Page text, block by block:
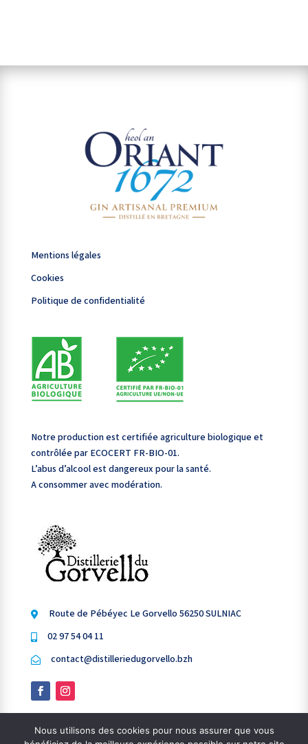
Mentions légales
Cookies
Politique de confidentialité
Notre production est certifiée agriculture biologique et
contrôlée par ECOCERT FR-BIO-01.
L’abus d’alcool est dangereux pour la santé.
A consommer avec modération.
 Route de Pébéyec Le Gorvello 56250 SULNIAC
02 97 54 04 11
 contact@distilleriedugorvello.bzh
Mentions légales
Politique de confidentialité
Notre production est certifiée agriculture biologique et
contrôlée par ECOCERT FR-BIO-01.
L’abus d’alcool est dangereux pour la santé.
Route de Pébéyec Le Gorvello 56250 SULNIAC
contact@distilleriedugorvello.bzh
Nous utilisons des cookies pour nous assurer que vous